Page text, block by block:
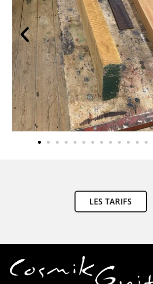
LES TARIFS